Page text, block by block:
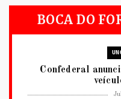
BOCA DO
Confederal